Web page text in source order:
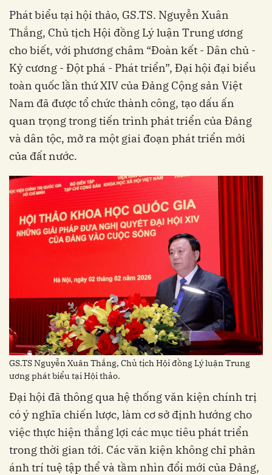
Phát biểu tại hội thảo, GS.TS. Nguyễn Xuân
Thắng, Chủ tịch Hội đồng Lý luận Trung ương
cho biết, với phương châm “Đoàn kết - Dân chủ -
Kỷ cương - Đột phá - Phát triển”, Đại hội đại biểu
toàn quốc lần thứ XIV của Đảng Cộng sản Việt
Nam đã được tổ chức thành công, tạo dấu ấn
quan trọng trong tiến trình phát triển của Đảng
và dân tộc, mở ra một giai đoạn phát triển mới
của đất nước.
GS.TS Nguyễn Xuân Thắng, Chủ tịch Hội đồng Lý luận Trung
ương phát biểu tại Hội thảo.
Đại hội đã thông qua hệ thống văn kiện chính trị
có ý nghĩa chiến lược, làm cơ sở định hướng cho
việc thực hiện thắng lợi các mục tiêu phát triển
trong thời gian tới. Các văn kiện không chỉ phản
ánh trí tuệ tập thể và tầm nhìn đổi mới của Đảng,